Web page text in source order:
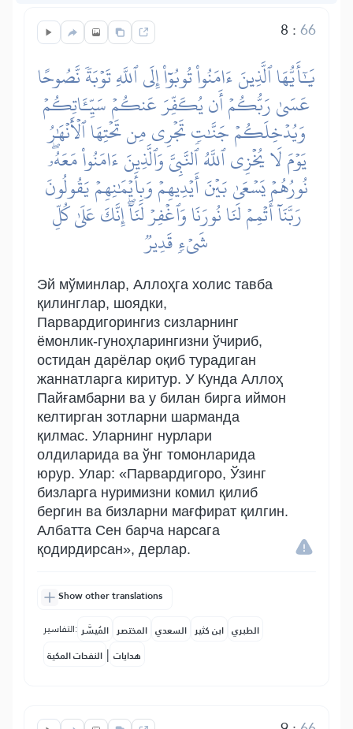
8 :66
يَٰٓأَيُّهَا ٱلَّذِينَ ءَامَنُواْ تُوبُوٓاْ إِلَى ٱللَّهِ تَوۡبَةٗ نَّصُوحًا
عَسَىٰ رَبُّكُمۡ أَن يُكَفِّرَ عَنكُمۡ سَيِّـَٔاتِكُمۡ
وَيُدۡخِلَكُمۡ جَنَّٰتٖ تَجۡرِي مِن تَحۡتِهَا ٱلۡأَنۡهَٰرُ
يَوۡمَ لَا يُخۡزِي ٱللَّهُ ٱلنَّبِيَّ وَٱلَّذِينَ ءَامَنُواْ مَعَهُۥۖ
نُورُهُمۡ يَسۡعَىٰ بَيۡنَ أَيۡدِيهِمۡ وَبِأَيۡمَٰنِهِمۡ يَقُولُونَ
رَبَّنَآ أَتۡمِمۡ لَنَا نُورَنَا وَٱغۡفِرۡ لَنَآۖ إِنَّكَ عَلَىٰ كُلِّ
شَيۡءٖ قَدِيرٞ
Эй мўминлар, Аллоҳга холис тавба
қилинглар, шоядки,
Парвардигорингиз сизларнинг
ёмонлик-гуноҳларингизни ўчириб,
остидан дарёлар оқиб турадиган
жаннатларга киритур. У Кунда Аллоҳ
Пайғамбарни ва у билан бирга иймон
келтирган зотларни шарманда
қилмас. Уларнинг нурлари
олдиларида ва ўнг томонларида
юрур. Улар: «Парвардигоро, Ўзинг
бизларга нуримизни комил қилиб
бергин ва бизларни мағфират қилгин.
Албатта Сен барча нарсага
қодирдирсан», дерлар.
Show other translations
التفاسير: المُيسَّر المختصر السعدي ابن كثير الطبري
النفحات المكية | هدايات